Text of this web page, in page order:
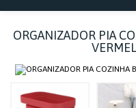
ORGANIZADOR PIA